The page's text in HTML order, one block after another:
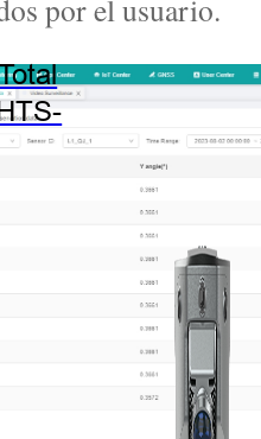
por el usuario.